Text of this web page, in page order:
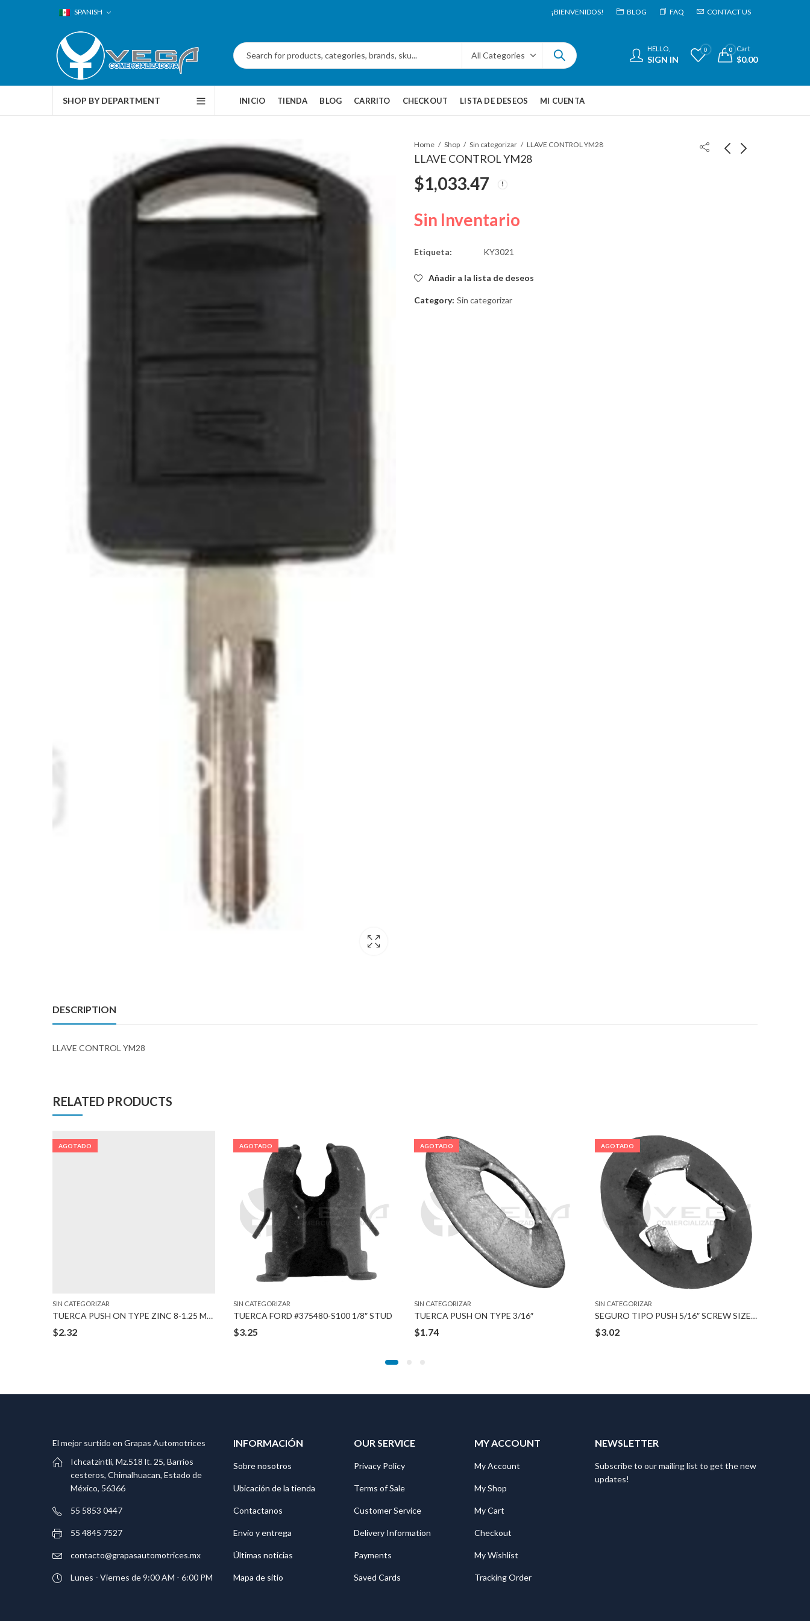
SPANISH ¡BIENVENIDOS! BLOG FAQ CONTACT US
HELLO,
SIGN IN
0 0 Cart
$0.00
SHOP BY DEPARTMENT INICIO TIENDA BLOG CARRITO CHECKOUT LISTA DE DESEOS MI CUENTA
Home Shop Sin categorizar LLAVE CONTROL YM28
LLAVE CONTROL YM28
$1,033.47
Sin Inventario
Etiqueta: KY3021
Añadir a la lista de deseos
Category: Sin categorizar
DESCRIPTION
LLAVE CONTROL YM28
RELATED PRODUCTS
AGOTADO
SIN CATEGORIZAR
TUERCA PUSH ON TYPE ZINC 8-1.25 MM BOLT
$2.32
AGOTADO
SIN CATEGORIZAR
TUERCA FORD #375480-S100 1/8″ STUD
$3.25
AGOTADO
SIN CATEGORIZAR
TUERCA PUSH ON TYPE 3/16″
$1.74
AGOTADO
SIN CATEGORIZAR
SEGURO TIPO PUSH 5/16″ SCREW SIZE 5/8″ OUTSIDE
$3.02
El mejor surtido en Grapas Automotrices
Ichcatzintli, Mz.518 lt. 25, Barrios
cesteros, Chimalhuacan, Estado de
México, 56366
55 5853 0447
55 4845 7527
contacto@grapasautomotrices.mx
Lunes - Viernes de 9:00 AM - 6:00 PM
INFORMACIÓN
Sobre nosotros
Ubicación de la tienda
Contactanos
Envío y entrega
Últimas noticias
Mapa de sitio
OUR SERVICE
Privacy Policy
Terms of Sale
Customer Service
Delivery Information
Payments
Saved Cards
MY ACCOUNT
My Account
My Shop
My Cart
Checkout
My Wishlist
Tracking Order
NEWSLETTER
Subscribe to our mailing list to get the new
updates!